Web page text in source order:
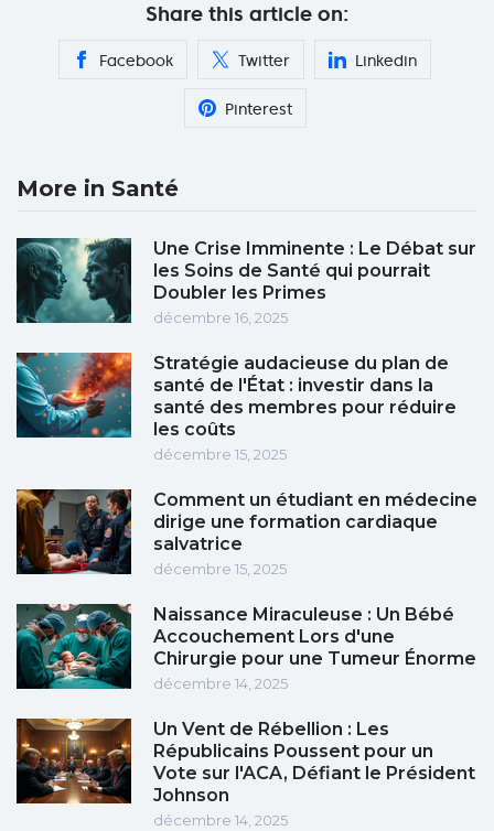
Share this article on:
Facebook Twitter Linkedin
Pinterest
More in Santé
Une Crise Imminente : Le Débat sur
les Soins de Santé qui pourrait
Doubler les Primes
décembre 16, 2025
Stratégie audacieuse du plan de
santé de l'État : investir dans la
santé des membres pour réduire
les coûts
décembre 15, 2025
Comment un étudiant en médecine
dirige une formation cardiaque
salvatrice
décembre 15, 2025
Naissance Miraculeuse : Un Bébé
Accouchement Lors d'une
Chirurgie pour une Tumeur Énorme
décembre 14, 2025
Un Vent de Rébellion : Les
Républicains Poussent pour un
Vote sur l'ACA, Défiant le Président
Johnson
décembre 14, 2025